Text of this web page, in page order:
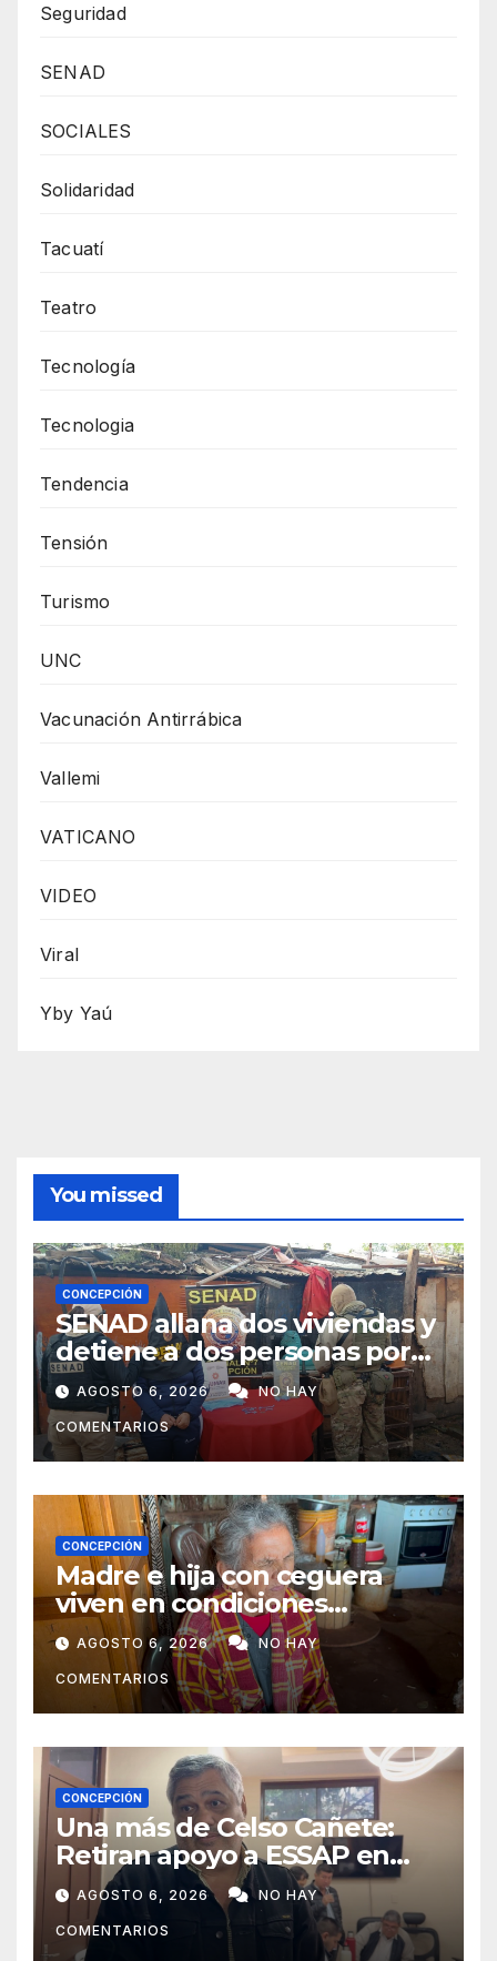
Seguridad
SENAD
SOCIALES
Solidaridad
Tacuatí
Teatro
Tecnología
Tecnologia
Tendencia
Tensión
Turismo
UNC
Vacunación Antirrábica
Vallemi
VATICANO
VIDEO
Viral
Yby Yaú
You missed
CONCEPCIÓN
SENAD allana dos viviendas y
detiene a dos personas por
presunto microtráfico en
Concepción
AGOSTO 6, 2026 NO HAY
COMENTARIOS
CONCEPCIÓN
Madre e hija con ceguera
viven en condiciones
precarias y vecinos impulsan
campaña solidaria para
ayudarlas
AGOSTO 6, 2026 NO HAY
COMENTARIOS
CONCEPCIÓN
Una más de Celso Cañete:
Retiran apoyo a ESSAP en
Concepción
AGOSTO 6, 2026 NO HAY
COMENTARIOS